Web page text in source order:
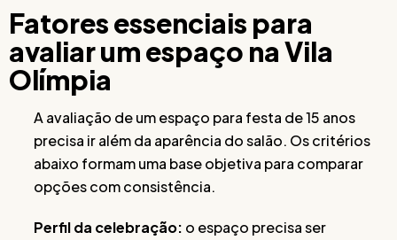
Fatores essenciais para
avaliar um espaço na Vila
Olímpia
A avaliação de um espaço para festa de 15 anos
precisa ir além da aparência do salão. Os critérios
abaixo formam uma base objetiva para comparar
opções com consistência.
Perfil da celebração: o espaço precisa ser